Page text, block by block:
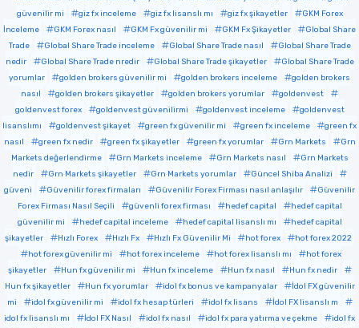
güvenilir mi
giz fx inceleme giz fx lisanslı mı giz fx şikayetler
GKM Forex
İnceleme
GKM Forex nasıl GKM Fx güvenilir mi GKM Fx Şikayetler
Global Share
Trade
Global Share Trade inceleme Global Share Trade nasıl
Global Share Trade
nedir
Global Share Trade nredir Global Share Trade şikayetler
Global Share Trade
yorumlar
golden brokers güvenilir mi golden brokers inceleme
golden brokers
nasıl
golden brokers şikayetler golden brokers yorumlar
goldenvest
goldenvest forex
goldenvest güvenilirmi goldenvest inceleme
goldenvest
lisanslımı
goldenvest şikayet green fx güvenilir mi green fx inceleme
green fx
nasıl
green fx nedir green fx şikayetler green fx yorumlar Grn Markets
Grn
Markets değerlendirme
Grn Markets inceleme Grn Markets nasıl
Grn Markets
nedir
Grn Markets şikayetler Grn Markets yorumlar
Güncel Shiba Analizi
güveni
Güvenilir forex firmaları Güvenilir Forex Firması nasıl anlaşılır
Güvenilir
Forex Firması Nasıl Seçili
güvenli forex firması hedef capital
hedef capital
güvenilir mi
hedef capital inceleme hedef capital lisanslı mı
hedef capital
şikayetler
Hızlı Forex Hızlı Fx Hızlı Fx Güvenilir Mi hot forex
hot forex 2022
hot forex güvenilir mi
hot forex inceleme hot forex lisanslı mı
hot forex
şikayetler
Hun fx güvenilir mi Hun fx inceleme Hun fx nasıl
Hun fx nedir
Hun fx şikayetler
Hun fx yorumlar idol fx bonus ve kampanyalar
İdol FX güvenilir
mi
idol fx güvenilir mi idol fx hesap türleri idol fx lisans
İdol FX lisanslı m
idol fx lisanslı mı
İdol FX Nasıl idol fx nasıl idol fx para yatırma ve çekme
idol fx